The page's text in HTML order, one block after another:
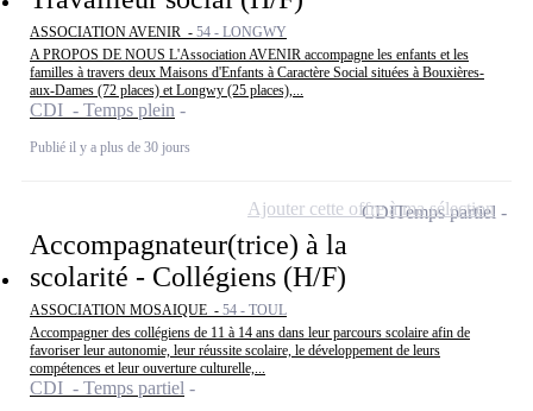
ASSOCIATION AVENIR - 54 - LONGWY
A PROPOS DE NOUS L'Association AVENIR accompagne les enfants et les
familles à travers deux Maisons d'Enfants à Caractère Social situées à Bouxières-
aux-Dames (72 places) et Longwy (25 places),...
CDI - Temps plein
Publié il y a plus de 30 jours
Accompagnateur(trice) à la
scolarité - Collégiens (H/F)
ASSOCIATION MOSAIQUE - 54 - TOUL
Accompagner des collégiens de 11 à 14 ans dans leur parcours scolaire afin de
favoriser leur autonomie, leur réussite scolaire, le développement de leurs
compétences et leur ouverture culturelle,...
CDI - Temps partiel
CDITemps partiel
Ajouter cette offre à ma sélection